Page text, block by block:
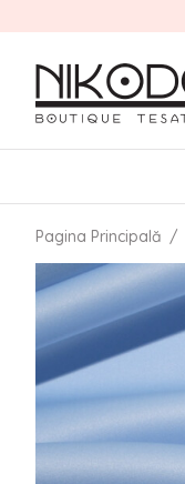
Pagina Principală /